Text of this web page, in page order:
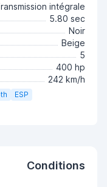
intégrale
5.80 sec
Noir
Beige
5
400 hp
242 km/h
ESP
Conditions